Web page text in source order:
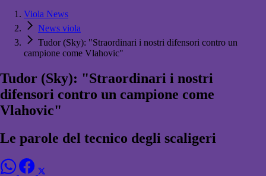
Viola News
News viola
Tudor (Sky): "Straordinari i nostri difensori contro un
campione come Vlahovic"
Tudor (Sky): "Straordinari i nostri
difensori contro un campione come
Vlahovic"
Le parole del tecnico degli scaligeri